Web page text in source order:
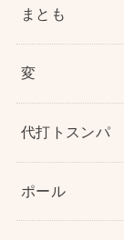
まとも
変
代打トスンパ
ポール